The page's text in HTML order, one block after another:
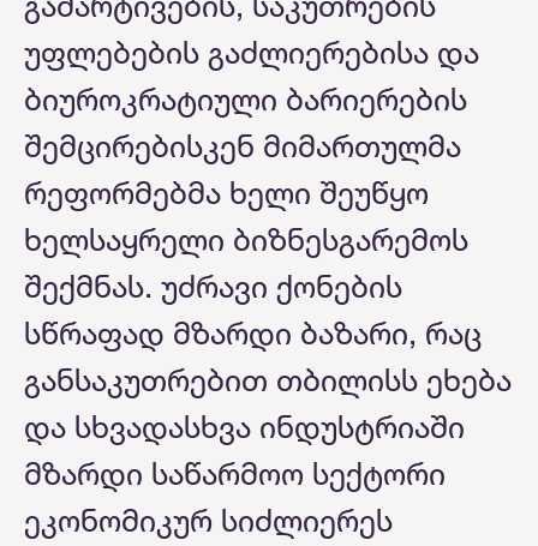
უფლებების გაძლიერებისა და
ბიუროკრატიული ბარიერების
შემცირებისკენ მიმართულმა
რეფორმებმა ხელი შეუწყო
ხელსაყრელი ბიზნესგარემოს
შექმნას. უძრავი ქონების
სწრაფად მზარდი ბაზარი, რაც
განსაკუთრებით თბილისს ეხება
და სხვადასხვა ინდუსტრიაში
მზარდი საწარმოო სექტორი
ეკონომიკურ სიძლიერეს